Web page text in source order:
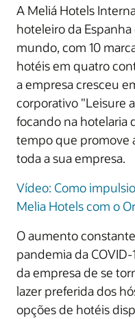
A Meliá Hotels
hoteleiro da
mundo, com 10
hotéis em quatro
a empresa cresceu
corporativo "Leisure
focando na hotelaria
tempo que promove
toda a sua empresa.
Vídeo: Como
Melia Hotels com o
O aumento
pandemia da
da empresa de se
lazer preferida dos
opções de hotéis